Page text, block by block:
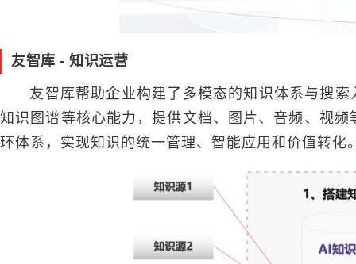
友智库 - 知识运营
友智库帮助企业构建了多模态的知识体系与搜索
知识图谱等核心能力，提供文档、图片、音频、视
环体系，实现知识的统一管理、智能应用和价值转化